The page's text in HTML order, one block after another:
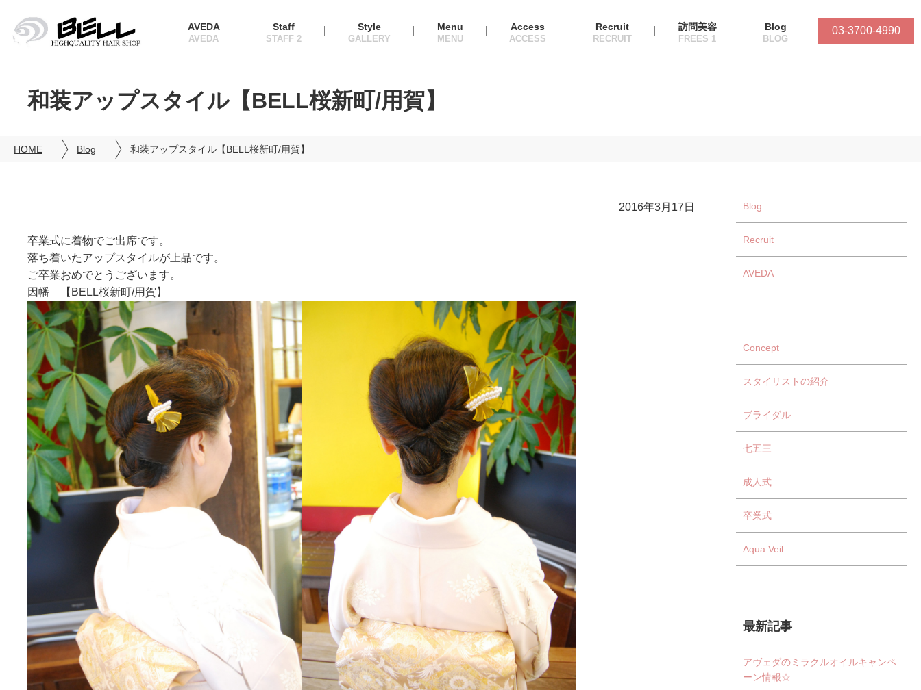
AVEDA Staff Style Menu Access Recruit 訪問美容 Blog 03-3700-4990
和装アップスタイル【BELL桜新町/用賀】
HOME Blog 和装アップスタイル【BELL桜新町/用賀】
2016年3月17日
卒業式に着物でご出席です。
落ち着いたアップスタイルが上品です。
ご卒業おめでとうございます。
因幡 【BELL桜新町/用賀】
Blog
Recruit
AVEDA
Concept
スタイリストの紹介
ブライダル
七五三
成人式
卒業式
Aqua Veil
最新記事
アヴェダのミラクルオイルキャンペ
ーン情報☆